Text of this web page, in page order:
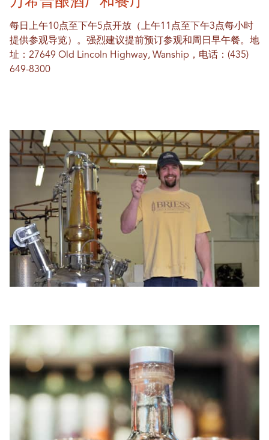
每日上午10点至下午5点开放（上午11点至下午3点每小时
提供参观导览）。强烈建议提前预订参观和周日早午餐。地
址：27649 Old Lincoln Highway, Wanship，电话：(435)
649-8300